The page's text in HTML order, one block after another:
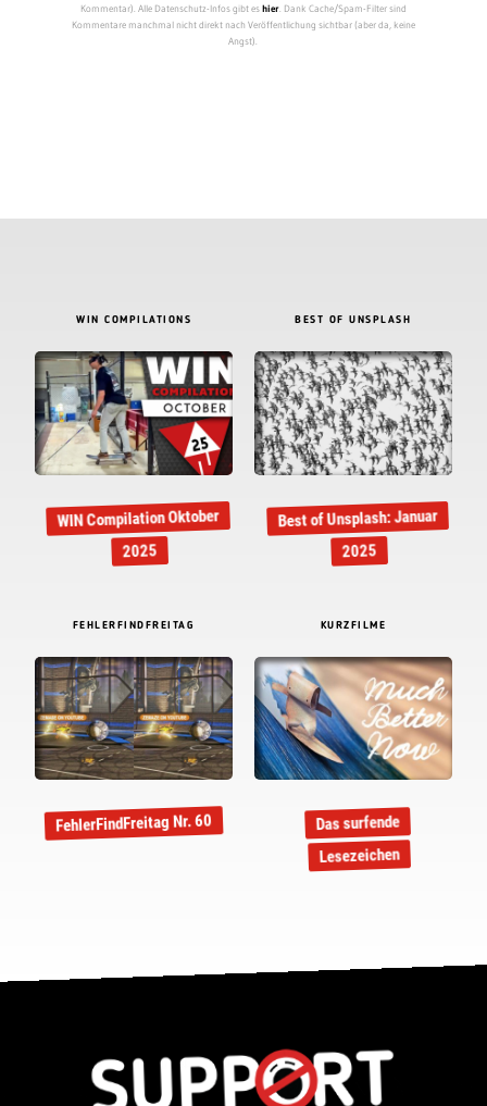
Kommentar). Alle Datenschutz-Infos gibt eshier. Dank Cache/Spam-Filter sind
Kommentare manchmal nicht direkt nach Veröffentlichung sichtbar (aber da, keine
Angst).
WIN COMPILATIONS
WIN Compilation Oktober
2025
BEST OF UNSPLASH
Best of Unsplash: Januar
2025
FEHLERFINDFREITAG
FehlerFindFreitag Nr. 60
KURZFILME
Das surfende
Lesezeichen